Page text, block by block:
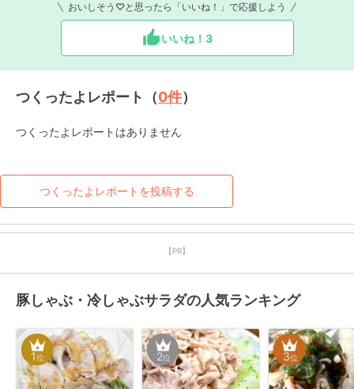
おいしそう♡と思ったら「いいね！」で応援しよう
いいね！ 3
つくったよレポート（0件）
つくったよレポートはありません
つくったよレポートを投稿する
【PR】
豚しゃぶ・冷しゃぶサラダの人気ランキング
1位 2位 3位